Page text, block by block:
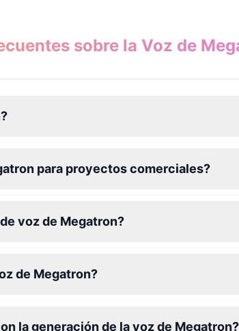
sobre la Voz de
para proyectos comerciales?
voz de Megatron?
de Megatron?
la generación de la voz de Megatron?